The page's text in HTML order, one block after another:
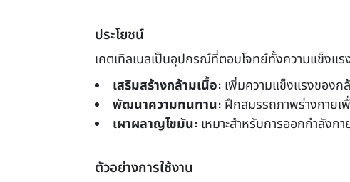
ประโยชน์
เคตเทิลเบลเป็นอุปกรณ์ที่ตอบโจทย์ทั้งความแข็งแ
เสริมสร้างกล้ามเนื้อ: เพิ่มความแข็งแรงของก
พัฒนาความทนทาน: ฝึกสมรรถภาพร่างกายเ
เผาผลาญไขมัน: เหมาะสำหรับการออกกำลังก
ตัวอย่างการใช้งาน